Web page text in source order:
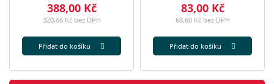
388,00 Kč
320,66 Kč bez DPH
Přidat do košíku
83,00 Kč
68,60 Kč bez DPH
Přidat do košíku